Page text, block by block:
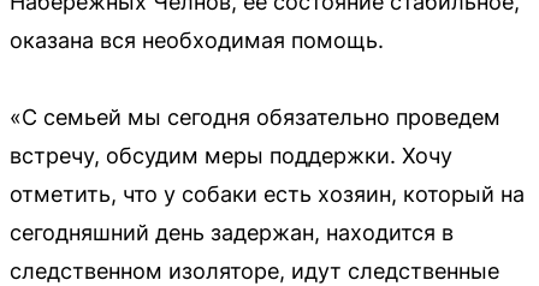
оказана вся необходимая помощь.
«С семьей мы сегодня обязательно проведем
встречу, обсудим меры поддержки. Хочу
отметить, что у собаки есть хозяин, который на
сегодняшний день задержан, находится в
следственном изоляторе, идут следственные